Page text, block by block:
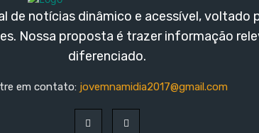
de notícias dinâmico e acessível, voltado
Nossa proposta é trazer informação
diferenciado.
em contato: jovemnamidia2017@gmail.com